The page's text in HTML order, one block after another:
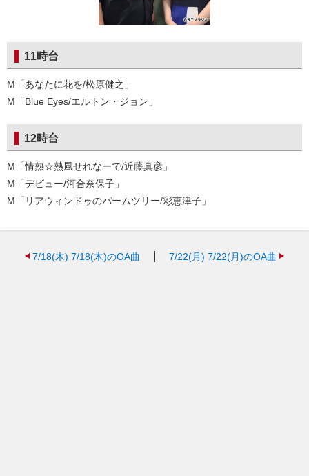
11時台
M「あなたに花を/松原健之」
M「Blue Eyes/エルトン・ジョン」
12時台
M「情熱☆熱風せれなーで/近藤真彦」
M「デビュー/河合奈保子」
M「リアウィンドゥのパームツリー/彩恵津子」
7/18(木) 7/18(木)のOA曲 7/22(月) 7/22(月)のOA曲